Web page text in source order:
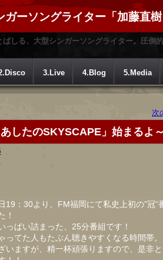
ガーソングライター「加藤直
ばしる、大型シンガーソングライター。圧倒
3.Live 4.Blog 5.Media
次
したのSKYSCAPE」始まるよ
19：30より、FM福岡にて私史上初の”冠”
！
っぱい詰まった、25分番組です！
ってた人もたぶん聴きやすくなる時間帯。
いますが、精一杯頑張りますので、是非